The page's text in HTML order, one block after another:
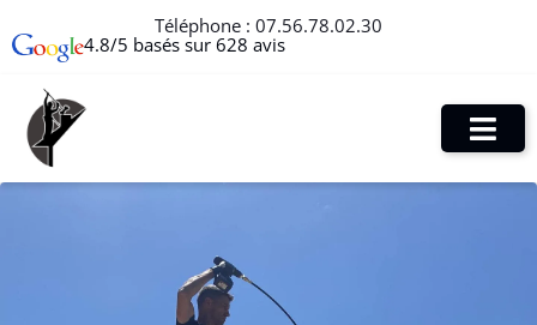
Téléphone : 07.56.78.02.30
4.8/5 basés sur 628 avis